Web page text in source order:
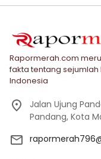
Rapormerah.com
fakta tentang
Indonesia
Jalan Ujung
Pandang, Kota